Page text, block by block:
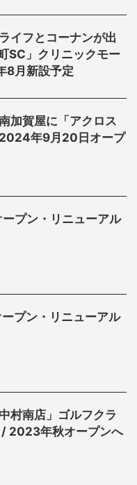
イフとコーナンが出
SC」クリニックモー
8月新設予定
加賀屋に「アクロス
年9月20日オープ
プン・リニューアル
プン・リニューアル
村南店」ゴルフクラ
/ 2023年秋オープンへ